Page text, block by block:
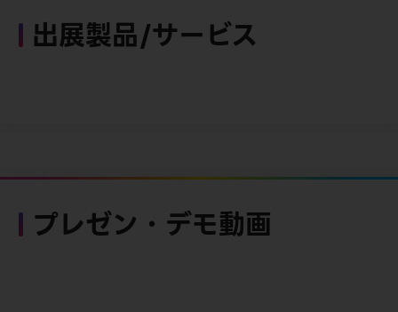
出展製品/サービス
プレゼン・デモ動画